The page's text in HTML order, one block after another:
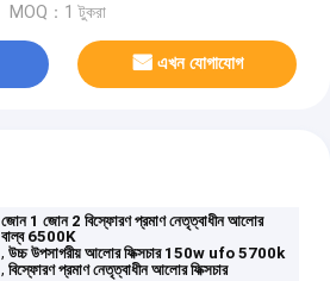
MOQ：1 টুকরা
এখন যোগাযোগ
জোন 1 জোন 2 বিস্ফোরণ প্রমাণ নেতৃত্বাধীন আলোর
বাল্ব 6500K
,উচ্চ উপসাগরীয় আলোর ফিক্সচার 150w ufo 5700k
,বিস্ফোরণ প্রমাণ নেতৃত্বাধীন আলোর ফিক্সচার